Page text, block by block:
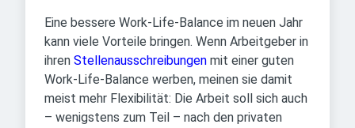
Eine bessere Work-Life-Balance im neuen Jahr
kann viele Vorteile bringen. Wenn Arbeitgeber in
ihren Stellenausschreibungen mit einer guten
Work-Life-Balance werben, meinen sie damit
meist mehr Flexibilität: Die Arbeit soll sich auch
– wenigstens zum Teil – nach den privaten